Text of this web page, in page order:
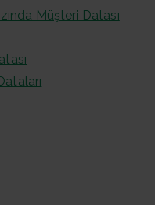
Müşteri Datası